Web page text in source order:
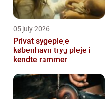
05 july 2026
Privat sygepleje
københavn tryg pleje i
kendte rammer